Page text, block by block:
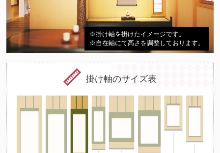
※掛け軸を掛けたイメージです。
※自在軸にて高さを調整しております。
掛け軸のサイズ表